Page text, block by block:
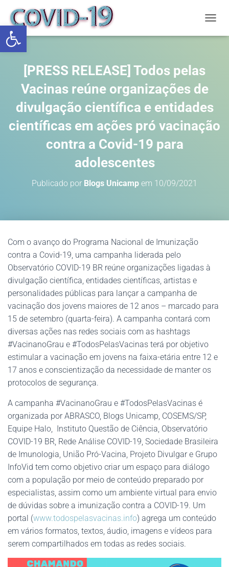
Abrir a barra de ferramentas
[PRESS RELEASE] Todos pelas
Vacinas reúne organizações de
divulgação científica e entidades
científicas em ações pró vacinação
contra a Covid-19 para
adolescentes
Publicado por Blogs Unicamp em 10/09/2021
Com o avanço do Programa Nacional de Imunização
contra a Covid-19, uma campanha liderada pelo
Observatório COVID-19 BR reúne organizações ligadas à
divulgação científica, entidades científicas, artistas e
personalidades públicas para lançar a campanha de
vacinação dos jovens maiores de 12 anos – marcado para
15 de setembro (quarta-feira). A campanha contará com
diversas ações nas redes sociais com as hashtags
#VacinanoGrau e #TodosPelasVacinas terá por objetivo
estimular a vacinação em jovens na faixa-etária entre 12 e
17 anos e conscientização da necessidade de manter os
protocolos de segurança.
A campanha #VacinanoGrau e #TodosPelasVacinas é
organizada por ABRASCO, Blogs Unicamp, COSEMS/SP,
Equipe Halo, Instituto Questão de Ciência, Observatório
COVID-19 BR, Rede Análise COVID-19, Sociedade Brasileira
de Imunologia, União Pró-Vacina, Projeto Divulgar e Grupo
InfoVid tem como objetivo criar um espaço para diálogo
com a população por meio de conteúdo preparado por
especialistas, assim como um ambiente virtual para envio
de dúvidas sobre a imunização contra a COVID-19. Um
portal (www.todospelasvacinas.info) agrega um conteúdo
em vários formatos, textos, áudio, imagens e vídeos para
serem compartilhados em todas as redes sociais.